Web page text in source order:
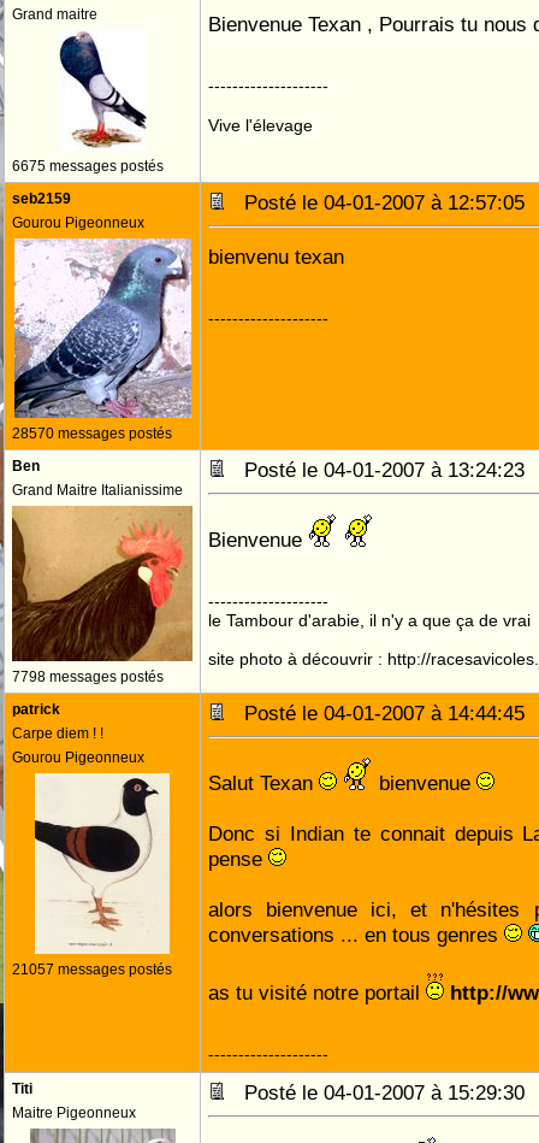
Grand maitre
6675 messages postés
Bienvenue Texan , Pourrais tu nous
--------------------
Vive l'élevage
seb2159
Gourou Pigeonneux
28570 messages postés
Posté le 04-01-2007 à
bienvenu texan
--------------------
Ben
Grand Maitre Italianissime
7798 messages postés
Posté le 04-01-2007 à
Bienvenue
--------------------
le Tambour d'arabie, il n'y a que ça de vrai
site photo à découvrir : http://
patrick
Carpe diem ! !
Gourou Pigeonneux
21057 messages postés
Posté le 04-01-2007 à
Salut Texan bienvenue
Donc si Indian te connait depuis
pense
alors bienvenue ici, et
conversations ... en tous genres
as tu visité notre portail http://
--------------------
Titi
Maitre Pigeonneux
Posté le 04-01-2007 à